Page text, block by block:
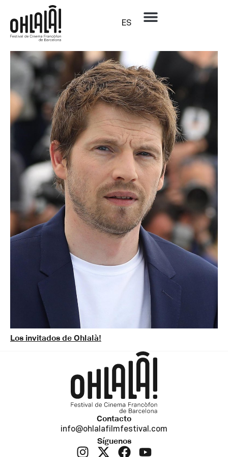
ES
Mes:marzo 2019
Los invitados de Ohlalà!
Contacto
info@ohlalafilmfestival.com
Síguenos